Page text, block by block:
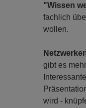
"Wissen
fachlich
wollen.
gibt es
wird -